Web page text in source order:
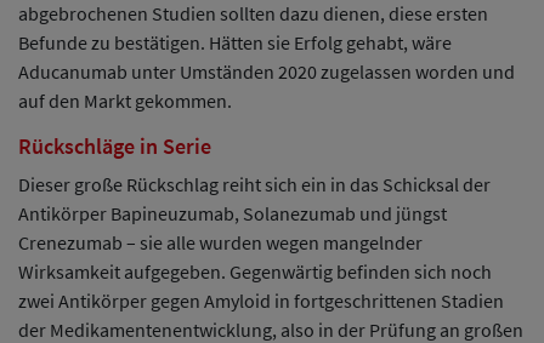
abgebrochenen Studien sollten dazu dienen, diese ersten
Befunde zu bestätigen. Hätten sie Erfolg gehabt, wäre
Aducanumab unter Umständen 2020 zugelassen worden und
auf den Markt gekommen.
Rückschläge in Serie
Dieser große Rückschlag reiht sich ein in das Schicksal der
Antikörper Bapineuzumab, Solanezumab und jüngst
Crenezumab – sie alle wurden wegen mangelnder
Wirksamkeit aufgegeben. Gegenwärtig befinden sich noch
zwei Antikörper gegen Amyloid in fortgeschrittenen Stadien
der Medikamentenentwicklung, also in der Prüfung an großen